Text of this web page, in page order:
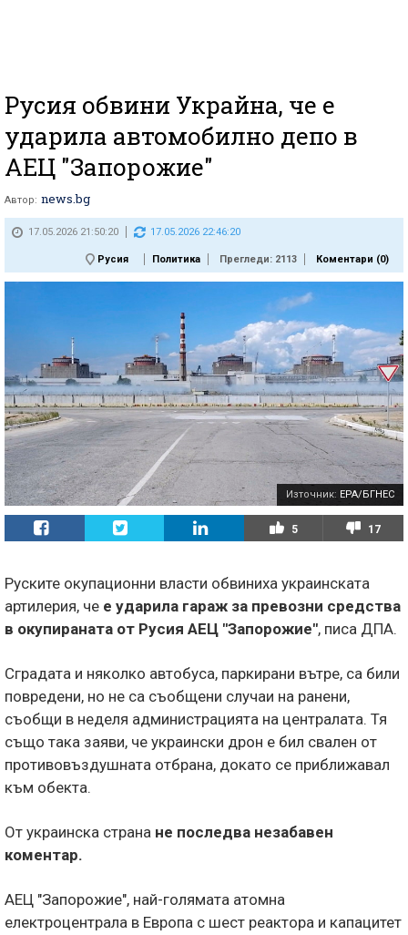
Русия обвини Украйна, че е
ударила автомобилно депо в
АЕЦ "Запорожие"
Автор: news.bg
17.05.2026 21:50:20 17.05.2026 22:46:20
Русия Политика Прегледи: 2113 Коментари (0)
Източник: EPA/БГНЕС
5 17
Руските окупационни власти обвиниха украинската
артилерия, че е ударила гараж за превозни средства
в окупираната от Русия АЕЦ "Запорожие", писа ДПА.
Сградата и няколко автобуса, паркирани вътре, са били
повредени, но не са съобщени случаи на ранени,
съобщи в неделя администрацията на централата. Тя
също така заяви, че украински дрон е бил свален от
противовъздушната отбрана, докато се приближавал
към обекта.
От украинска страна не последва незабавен
коментар.
АЕЦ "Запорожие", най-голямата атомна
електроцентрала в Европа с шест реактора и капацитет